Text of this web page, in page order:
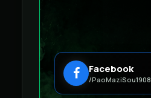
Facebook
/PaoMaziSou1908